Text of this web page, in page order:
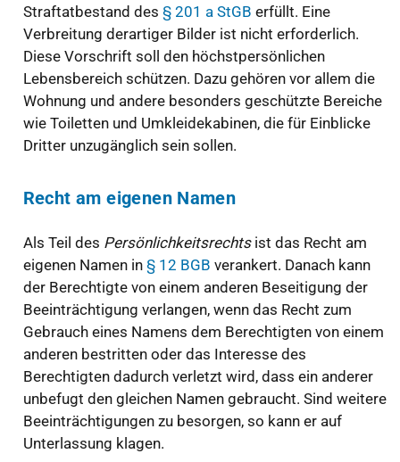
Straftatbestand des § 201 a StGB erfüllt. Eine
Verbreitung derartiger Bilder ist nicht erforderlich.
Diese Vorschrift soll den höchstpersönlichen
Lebensbereich schützen. Dazu gehören vor allem die
Wohnung und andere besonders geschützte Bereiche
wie Toiletten und Umkleidekabinen, die für Einblicke
Dritter unzugänglich sein sollen.
Recht am eigenen Namen
Als Teil des Persönlichkeitsrechtsist das Recht am
eigenen Namen in § 12 BGB verankert. Danach kann
der Berechtigte von einem anderen Beseitigung der
Beeinträchtigung verlangen, wenn das Recht zum
Gebrauch eines Namens dem Berechtigten von einem
anderen bestritten oder das Interesse des
Berechtigten dadurch verletzt wird, dass ein anderer
unbefugt den gleichen Namen gebraucht. Sind weitere
Beeinträchtigungen zu besorgen, so kann er auf
Unterlassung klagen.